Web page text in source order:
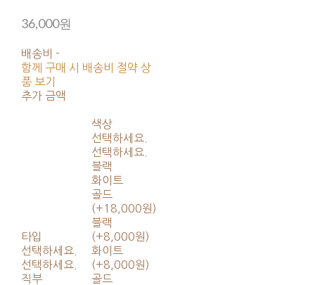
36,000원
배송비 -
함께 구매 시 배송비 절약 상
품 보기
추가 금액
타입
선택하세요.
선택하세요.
직부
색상
선택하세요.
선택하세요.
블랙
화이트
골드
(+18,000원)
블랙
(+8,000원)
화이트
(+8,000원)
골드